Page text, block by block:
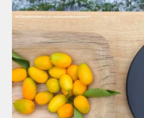
Naturkoch
Jürgen
Leinen-
Hardcover
336
Seiten
92
Rezeptbilder
+
92
Landschafts-